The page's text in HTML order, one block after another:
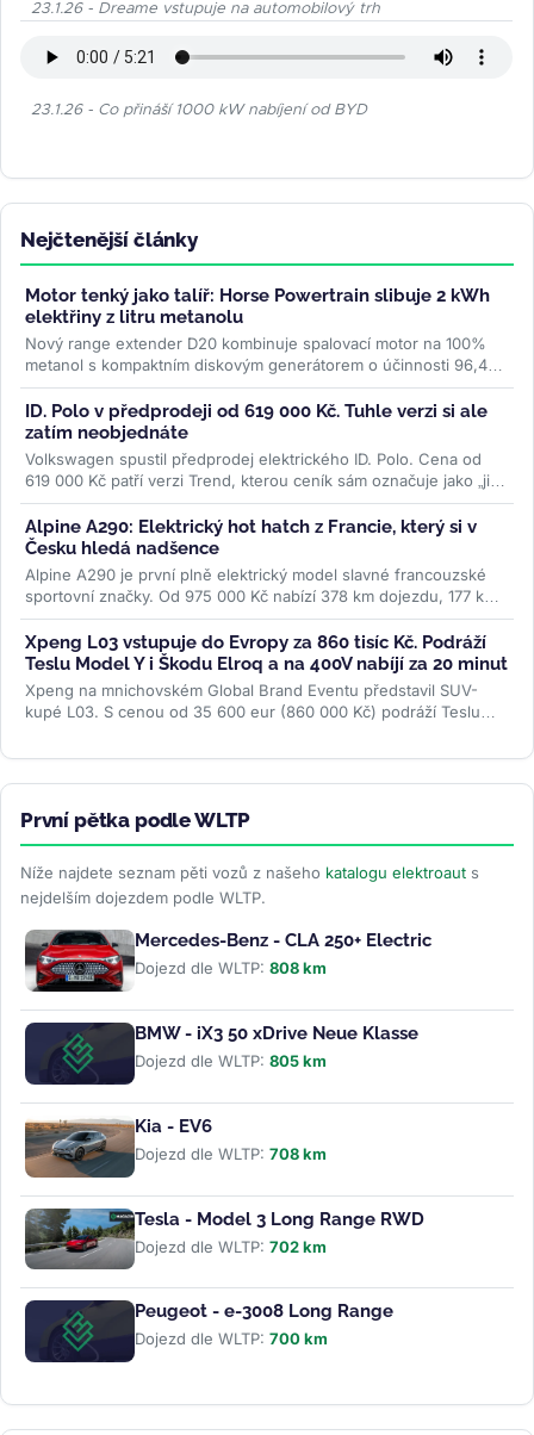
23.1.26 - Dreame vstupuje na automobilový trh
23.1.26 - Co přináší 1000 kW nabíjení od BYD
Nejčtenější články
Motor tenký jako talíř: Horse Powertrain slibuje 2 kWh
elektřiny z litru metanolu
Nový range extender D20 kombinuje spalovací motor na 100%
metanol s kompaktním diskovým generátorem o účinnosti 96,4
%. Firma slibuje studený...>>
ID. Polo v předprodeji od 619 000 Kč. Tuhle verzi si ale
zatím neobjednáte
Volkswagen spustil předprodej elektrického ID. Polo. Cena od
619 000 Kč patří verzi Trend, kterou ceník sám označuje jako „již
brzy"....>>
Alpine A290: Elektrický hot hatch z Francie, který si v
Česku hledá nadšence
Alpine A290 je první plně elektrický model slavné francouzské
sportovní značky. Od 975 000 Kč nabízí 378 km dojezdu, 177 koní
a jízdní...>>
Xpeng L03 vstupuje do Evropy za 860 tisíc Kč. Podráží
Teslu Model Y i Škodu Elroq a na 400V nabíjí za 20 minut
Xpeng na mnichovském Global Brand Eventu představil SUV-
kupé L03. S cenou od 35 600 eur (860 000 Kč) podráží Teslu
První pětka podle WLTP
Níže najdete seznam pěti vozů z našeho katalogu elektroaut s
nejdelším dojezdem podle WLTP.
Mercedes-Benz - CLA 250+ Electric
Dojezd dle WLTP: 808 km
BMW - iX3 50 xDrive Neue Klasse
Dojezd dle WLTP: 805 km
Kia - EV6
Dojezd dle WLTP: 708 km
Tesla - Model 3 Long Range RWD
Dojezd dle WLTP: 702 km
Peugeot - e-3008 Long Range
Dojezd dle WLTP: 700 km